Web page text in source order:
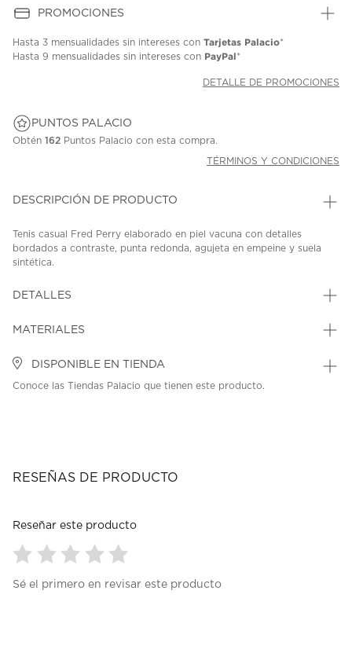
PROMOCIONES
Hasta 3 mensualidades sin intereses con Tarjetas Palacio*
Hasta 9 mensualidades sin intereses con PayPal*
DETALLE DE PROMOCIONES
PUNTOS PALACIO
Obtén 162 Puntos Palacio con esta compra.
TÉRMINOS Y CONDICIONES
DESCRIPCIÓN DE PRODUCTO
Tenis casual Fred Perry elaborado en piel vacuna con detalles
bordados a contraste, punta redonda, agujeta en empeine y suela
sintética.
DETALLES
MATERIALES
DISPONIBLE EN TIENDA
Conoce las Tiendas Palacio que tienen este producto.
RESEÑAS DE PRODUCTO
Reseñar este producto
paraparaparaparapara
Sé el primero en revisar este producto